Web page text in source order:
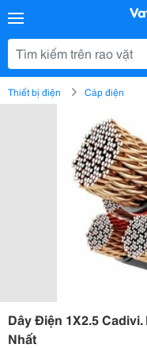
Thiết bị điện Cáp điện
Dây Điện 1X2.5
Nhất